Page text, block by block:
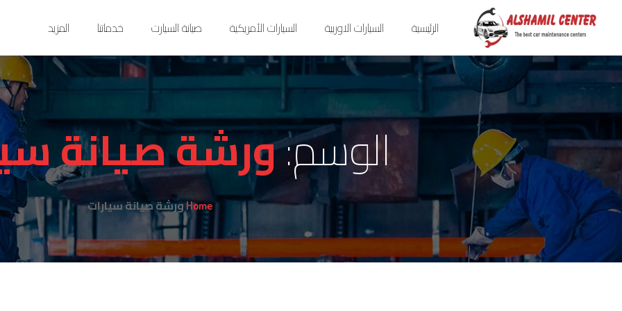
الرئيسية السيارات الاوربية السيارات الأمريكية صيانة السيارت خدماتنا المزيد
الوسم:ورشة صيانة
Homeورشة صيانة سيارات